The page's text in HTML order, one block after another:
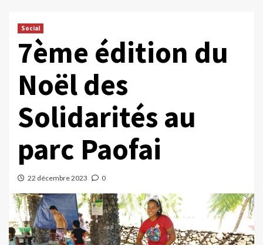
Social
7ème édition du
Noël des
Solidarités au
parc Paofai
22 décembre 2023 0